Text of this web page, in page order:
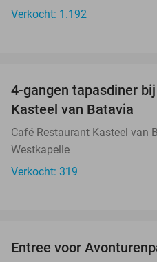
Verkocht: 1.192
4-gangen tapasdiner
Kasteel van Batavia
Café Restaurant Kasteel van
Westkapelle
Verkocht: 319
Entree voor